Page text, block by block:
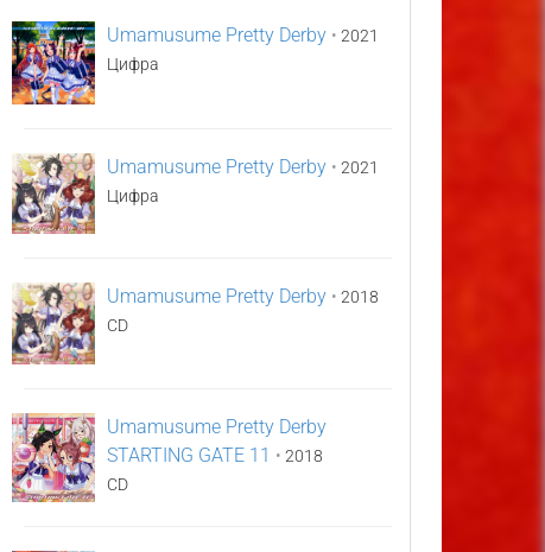
Umamusume Pretty Derby • 2021
Цифра
Umamusume Pretty Derby • 2021
Цифра
Umamusume Pretty Derby • 2018
CD
Umamusume Pretty Derby
STARTING GATE 11 • 2018
CD